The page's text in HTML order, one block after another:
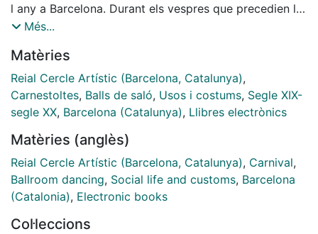
l any a Barcelona. Durant els vespres que precedien la
quaresma, el desig de diversió i festa dels barcelonins
sumptuoses i disfresses esplèndides, i a les entitats
artístiques regnava una atmosfera màgica en la qual el
refinament i la gresca anaven de bracet. Aquest llibre
aprofundeix en la història dels balls de carnaval del
Més...
Matèries
Reial Cercle Artístic (Barcelona, Catalunya),
Carnestoltes, Balls de saló, Usos i costums, Segle XIX-
segle XX, Barcelona (Catalunya), Llibres electrònics
Matèries (anglès)
Reial Cercle Artístic (Barcelona, Catalunya), Carnival,
Ballroom dancing, Social life and customs, Barcelona
(Catalonia), Electronic books
Col·leccions